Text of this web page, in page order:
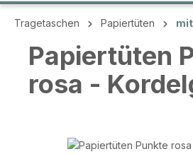
Tragetaschen Papiertüten
Papiertüten
rosa -
Bildergalerie überspringen